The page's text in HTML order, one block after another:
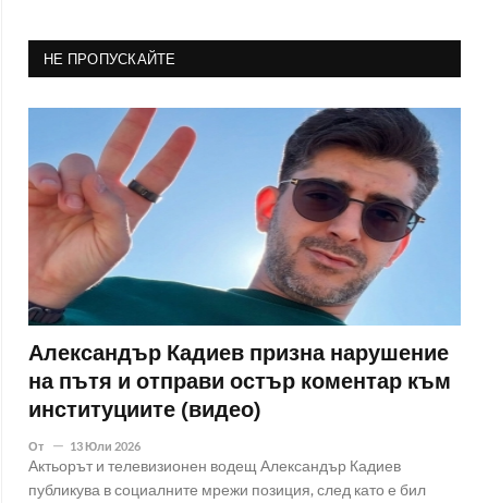
НЕ ПРОПУСКАЙТЕ
Александър Кадиев призна нарушение
на пътя и отправи остър коментар към
институциите (видео)
От 13 Юли 2026
Актьорът и телевизионен водещ Александър Кадиев
публикува в социалните мрежи позиция, след като е бил